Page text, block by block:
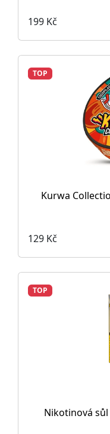
199 Kč
TOP
Kurwa
129 Kč
TOP
Nikotinová